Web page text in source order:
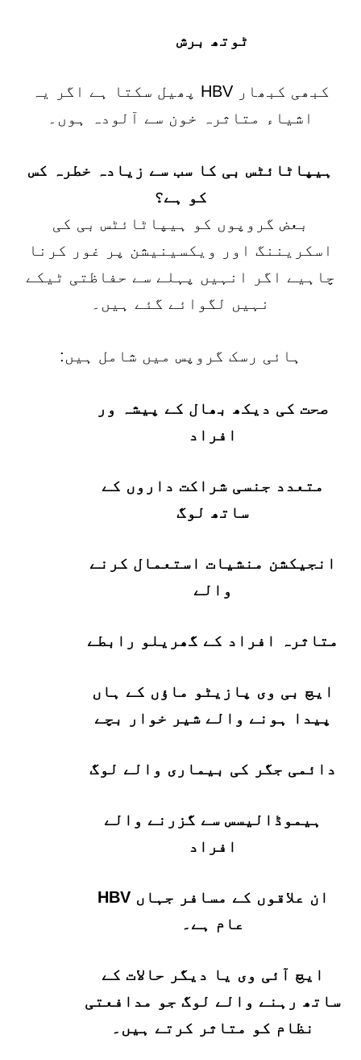
ٹوتھ برش
کبھی کبھار HBV پھیل سکتا ہے اگر یہ
اشیاء متاثرہ خون سے آلودہ ہوں۔
ہیپاٹائٹس بی کا سب سے زیادہ خطرہ کس
کو ہے؟
بعض گروپوں کو ہیپاٹائٹس بی کی
اسکریننگ اور ویکسینیشن پر غور کرنا
چاہیے اگر انہیں پہلے سے حفاظتی ٹیکے
نہیں لگوائے گئے ہیں۔
ہائی رسک گروپس میں شامل ہیں:
صحت کی دیکھ بھال کے پیشہ ور
افراد
متعدد جنسی شراکت داروں کے
ساتھ لوگ
انجیکشن منشیات استعمال کرنے
والے
متاثرہ افراد کے گھریلو رابطے
ایچ بی وی پازیٹو ماؤں کے ہاں
پیدا ہونے والے شیر خوار بچے
دائمی جگر کی بیماری والے لوگ
ہیموڈالیسس سے گزرنے والے
افراد
ان علاقوں کے مسافر جہاں HBV
عام ہے۔
ایچ آئی وی یا دیگر حالات کے
ساتھ رہنے والے لوگ جو مدافعتی
نظام کو متاثر کرتے ہیں۔